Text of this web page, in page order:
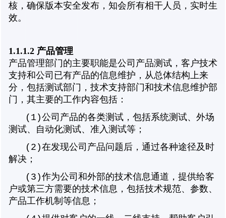
核，确保版本安全发布，知会所有相干人员，实时生
效。
1.1.1.2 产品管理
产品管理部门的主要职能是公司产品测试，客户技术
支持和公司已有产品的信息维护，从总体结构上来
分，包括测试部门，技术支持部门和技术信息维护部
门，其主要的工作内容包括：
(1)公司产品的各类测试，包括系统测试、外场
测试、自动化测试、准入测试等；
(2)在发现公司产品问题后，通过各种途径及时
解决；
(3)作为公司和外部的技术信息通道，提供给客
户或第三方需要的技术信息，包括技术规范、参数、
产品工作机制等信息；